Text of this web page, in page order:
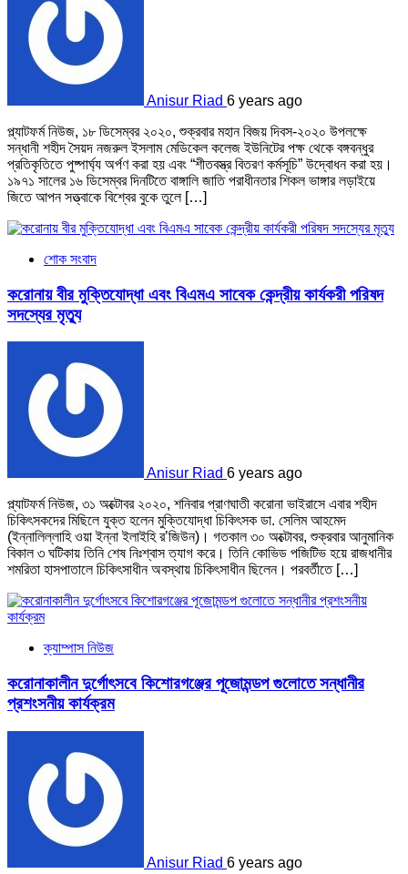
Anisur Riad 6 years ago
প্ল্যাটফর্ম নিউজ, ১৮ ডিসেম্বর ২০২০, শুক্রবার মহান বিজয় দিবস-২০২০ উপলক্ষে
সন্ধানী শহীদ সৈয়দ নজরুল ইসলাম মেডিকেল কলেজ ইউনিটের পক্ষ থেকে বঙ্গবন্ধুর
প্রতিকৃতিতে পুষ্পার্ঘ্য অর্পণ করা হয় এবং “শীতবস্ত্র বিতরণ কর্মসূচি” উদ্বোধন করা হয়।
১৯৭১ সালের ১৬ ডিসেম্বর দিনটিতে বাঙ্গালি জাতি পরাধীনতার শিকল ভাঙ্গার লড়াইয়ে
জিতে আপন সত্ত্বাকে বিশ্বের বুকে তুলে […]
শোক সংবাদ
করোনায় বীর মুক্তিযোদ্ধা এবং বিএমএ সাবেক কেন্দ্রীয় কার্যকরী পরিষদ
সদস্যের মৃত্যু
Anisur Riad 6 years ago
প্ল্যাটফর্ম নিউজ, ৩১ অক্টোবর ২০২০, শনিবার প্রাণঘাতী করোনা ভাইরাসে এবার শহীদ
চিকিৎসকদের মিছিলে যুক্ত হলেন মুক্তিযোদ্ধা চিকিৎসক ডা. সেলিম আহমেদ
(ইন্নালিল্লাহি ওয়া ইন্না ইলাইহি র’জিউন)। গতকাল ৩০ অক্টোবর, শুক্রবার আনুমানিক
বিকাল ৩ ঘটিকায় তিনি শেষ নিঃশ্বাস ত্যাগ করে। তিনি কোভিড পজিটিভ হয়ে রাজধানীর
শমরিতা হাসপাতালে চিকিৎসাধীন অবস্থায় চিকিৎসাধীন ছিলেন। পরবর্তীতে […]
ক্যাম্পাস নিউজ
করোনাকালীন দুর্গোৎসবে কিশোরগঞ্জের পূজোমন্ডপ গুলোতে সন্ধানীর
প্রশংসনীয় কার্যক্রম
Anisur Riad 6 years ago